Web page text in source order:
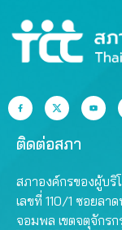
ติดต่อสภา
สภาองค์กรของผู้บริ
เลขที่ 110/1 ซอยล
จอมพล เขตจตุจักร